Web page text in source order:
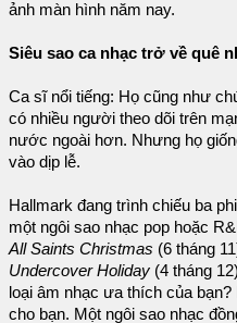
ảnh màn hình năm nay.
Siêu sao ca nhạc trở về quê
Ca sĩ nổi tiếng: Họ cũng như
có nhiều người theo dõi trên
nước ngoài hơn. Nhưng họ
vào dịp lễ.
Hallmark đang trình chiếu ba
một ngôi sao nhạc pop hoặc
All Saints Christmas (6 tháng
Undercover Holiday (4 tháng
loại âm nhạc ưa thích của
cho bạn. Một ngôi sao nhạc